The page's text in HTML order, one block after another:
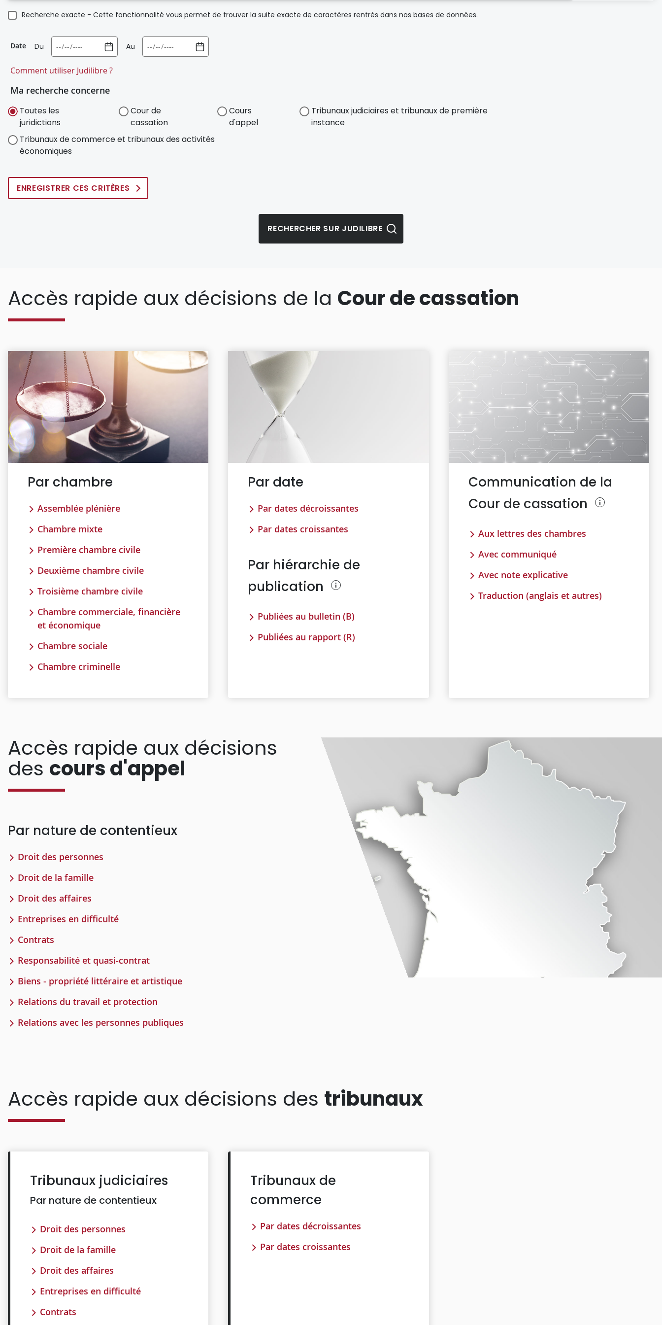
Recherche exacte - Cette fonctionnalité vous permet de trouver la suite exacte de caractères rentrés dans nos bases de données.
Date Du Au
Comment utiliser Judilibre ?
Ma recherche concerne
Toutes les
juridictions
Cour de
cassation
Cours
d'appel
Tribunaux judiciaires et tribunaux de première
instance
Tribunaux de commerce et tribunaux des activités
économiques
ENREGISTRER CES CRITÈRES
Accès rapide aux décisions de la Cour de cassation
Par chambre
Assemblée plénière
Chambre mixte
Première chambre civile
Deuxième chambre civile
Troisième chambre civile
Chambre commerciale, financière
et économique
Chambre sociale
Chambre criminelle
Par date
Par dates décroissantes
Par dates croissantes
Par hiérarchie de
publication
Publiées au bulletin (B)
Publiées au rapport (R)
Communication de la
Cour de cassation
Aux lettres des chambres
Avec communiqué
Avec note explicative
Traduction (anglais et autres)
Accès rapide aux décisions
des cours d'appel
Par nature de contentieux
Droit des personnes
Droit de la famille
Droit des affaires
Entreprises en difficulté
Contrats
Responsabilité et quasi-contrat
Biens - propriété littéraire et artistique
Relations du travail et protection
Relations avec les personnes publiques
Accès rapide aux décisions des tribunaux
Tribunaux judiciaires
Par nature de contentieux
Droit des personnes
Droit de la famille
Droit des affaires
Entreprises en difficulté
Contrats
Tribunaux de
commerce
Par dates décroissantes
Par dates croissantes